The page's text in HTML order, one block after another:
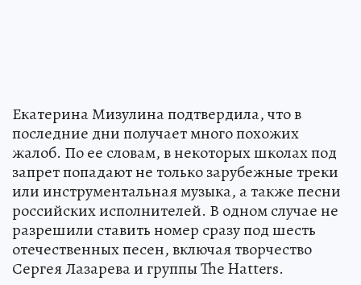
Екатерина Мизулина подтвердила, что в
последние дни получает много похожих
жалоб. По ее словам, в некоторых школах под
запрет попадают не только зарубежные треки
или инструментальная музыка, а также песни
российских исполнителей. В одном случае не
разрешили ставить номер сразу под шесть
отечественных песен, включая творчество
Сергея Лазарева и группы The Hatters.